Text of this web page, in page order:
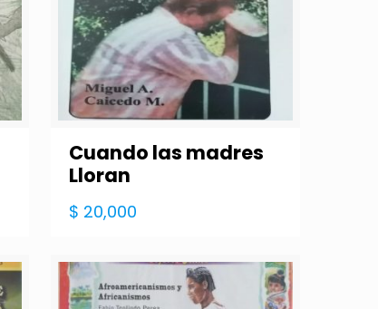
Cuando las madres
Lloran
$ 20,000